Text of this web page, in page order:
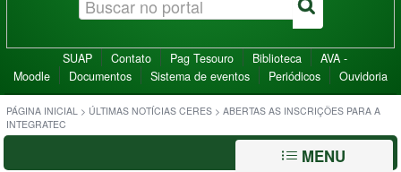
SUAP Contato Pag Tesouro Biblioteca
AVA -
Moodle
Documentos Sistema de eventos Periódicos Ouvidoria
PÁGINA INICIAL > ÚLTIMAS NOTÍCIAS CERES > ABERTAS AS INSCRIÇÕES PARA A
INTEGRATEC
MENU